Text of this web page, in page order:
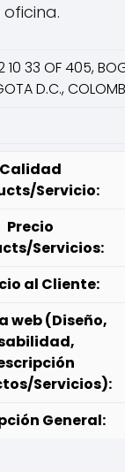
10 33 OF 405,
D.C.,
Calidad
Servicio:
Precio
Servicios:
al Cliente:
web (Diseño,
Servicios):
General: